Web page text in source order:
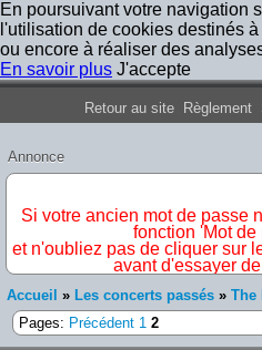
En poursuivant votre navigation
l'utilisation de cookies destinés
ou encore à réaliser des
En savoir plus J'accepte
Forum Iron
Retour au site Règlement
Annonce
Si votre ancien mot de passe
fonction 'Mot
et n'oubliez pas de cliquer sur
avant d'essayer
Accueil » Les concerts passés » The
Pages: Précédent 1 2